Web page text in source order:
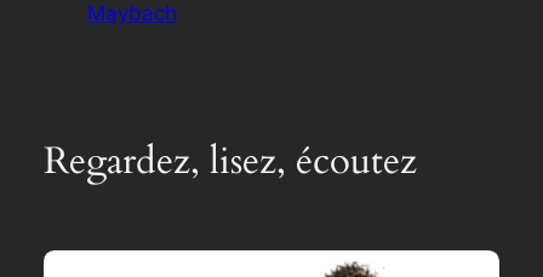
Maybach
Regardez, lisez, écoutez